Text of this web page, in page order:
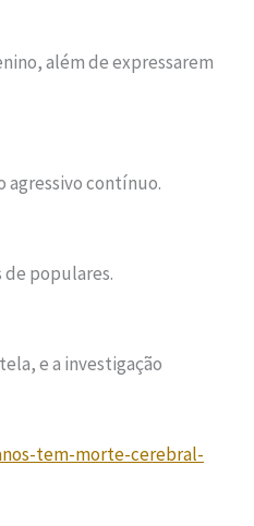
além de expressarem
contínuo.
de populares.
e a investigação
tem-morte-cerebral-